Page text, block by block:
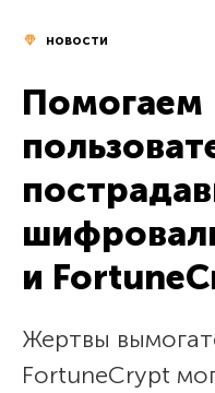
новости
Помогаем
и
Жертвы
FortuneCrypt